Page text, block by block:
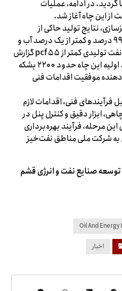
گردید. در ادامه، عملیات
از این چاه آغاز شد.
نتایج تولید حاکی از
دریافت نفت با خلوص حدود ۹۹ درصد و کمتر از یک درصد آب و
رسوبات بوده و وزن مخصوص نفت تولیدی کمتر از ۵۵ pcf گزارش
شده است. همچنین نرخ تولید اولیه این چاه حدود ۲۲۰۰ بشکه
موفقیت اقدامات فنی
فنی، اقدامات لازم
ابزار دقیق و کنترل پنل در
این مرحله، فرآیند بهره‌برداری
به شرکت ملی مناطق نفت‌خیز
صنایع نفت و انرژی قشم
Oil And
اخبار